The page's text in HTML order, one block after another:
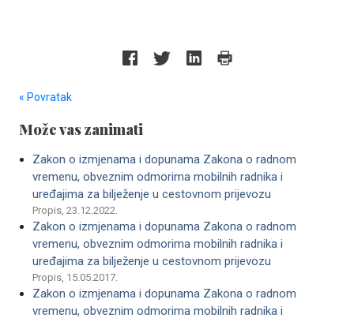
« Povratak
Može vas zanimati
Zakon o izmjenama i dopunama Zakona o radnom
vremenu, obveznim odmorima mobilnih radnika i
uređajima za bilježenje u cestovnom prijevozu
Propis, 23.12.2022.
Zakon o izmjenama i dopunama Zakona o radnom
vremenu, obveznim odmorima mobilnih radnika i
uređajima za bilježenje u cestovnom prijevozu
Propis, 15.05.2017.
Zakon o izmjenama i dopunama Zakona o radnom
vremenu, obveznim odmorima mobilnih radnika i